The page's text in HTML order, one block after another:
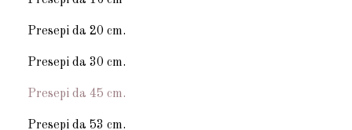
Presepi da 20 cm.
Presepi da 30 cm.
Presepi da 45 cm.
Presepi da 53 cm.